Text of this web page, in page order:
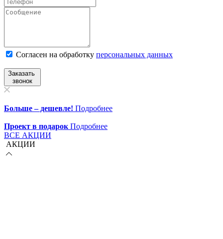
Согласен на обработку персональныx данных
Заказать
звонок
Больше – дешевле! Подробнее
Проект в подарок Подробнее
ВСЕ АКЦИИ
АКЦИИ